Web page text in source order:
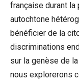
française durant la
autochtone
bénéficier de la
discriminations
sur la genèse de
nous explorerons